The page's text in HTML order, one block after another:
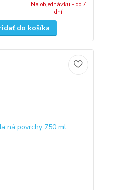
Na objednávku - do 7
dní
do košíka